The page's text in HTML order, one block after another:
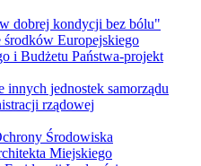
dobrej kondycji bez bólu"
środków Europejskiego
i Budżetu Państwa-projekt
innych jednostek samorządu
rządowej
Środowiska
Miejskiego